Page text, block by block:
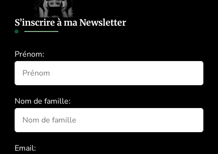
S’inscrire à ma Newsletter
Prénom:
Nom de famille:
Email: